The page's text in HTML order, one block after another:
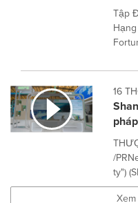
Tập
16
/
ty")